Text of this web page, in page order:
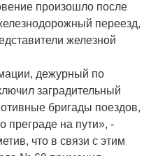
произошло после
переезд,
железной
дежурный по
заградительный
бригады поездов,
преграде на пути», -
что в связи с этим